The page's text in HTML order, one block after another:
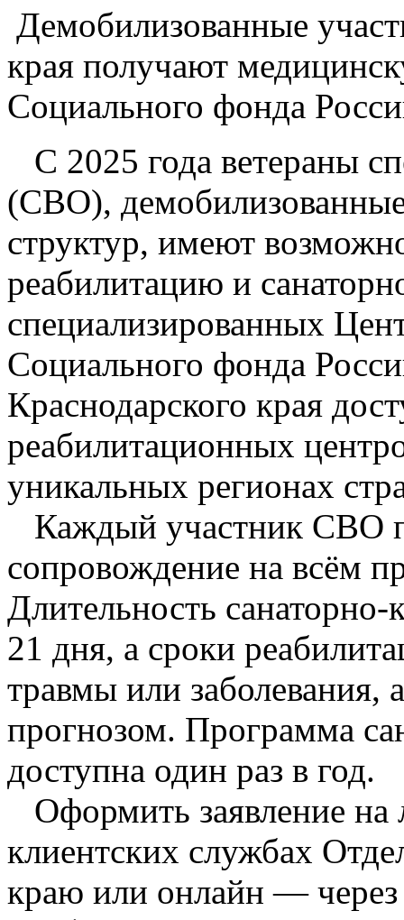
Демобилизованные
края получают
Социального фонда
С 2025 года ветераны
(СВО),
структур, имеют
реабилитацию и
специализированных
Социального фонда
Краснодарского края
реабилитационных
уникальных регионах
Каждый участник СВО
сопровождение на всём
Длительность санаторно-
21 дня, а сроки
травмы или заболевания,
прогнозом. Программа
доступна один раз в год.
Оформить заявление
клиентских службах
краю или онлайн — через